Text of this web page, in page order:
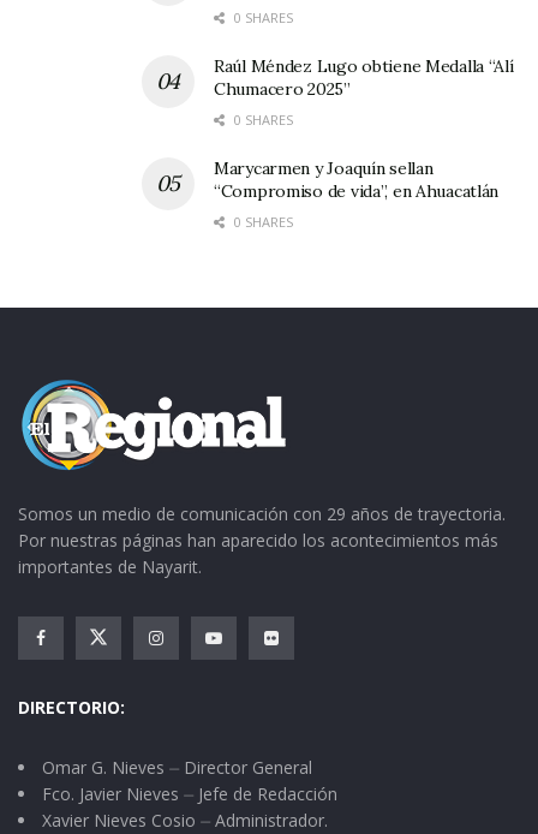
0 SHARES
Raúl Méndez Lugo obtiene Medalla “Alí
Chumacero 2025”
0 SHARES
Marycarmen y Joaquín sellan
“Compromiso de vida”, en Ahuacatlán
0 SHARES
Somos un medio de comunicación con 29 años de trayectoria.
Por nuestras páginas han aparecido los acontecimientos más
importantes de Nayarit.
DIRECTORIO:
Omar G. Nieves ⏤ Director General
Fco. Javier Nieves ⏤ Jefe de Redacción
Xavier Nieves Cosio ⏤ Administrador.